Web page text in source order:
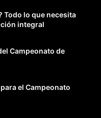
Todo lo que necesita
integral
Campeonato de
el Campeonato